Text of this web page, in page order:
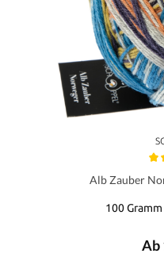
Alb Zauber
100 Gramm
Ab